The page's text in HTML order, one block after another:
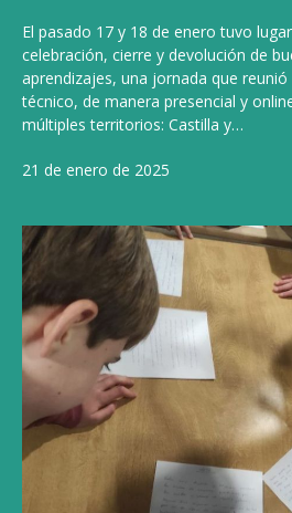
El pasado 17 y 18 de enero tuvo
celebración, cierre y devolución de
aprendizajes, una jornada que
técnico, de manera presencial y
múltiples territorios: Castilla y…
21 de enero de 2025